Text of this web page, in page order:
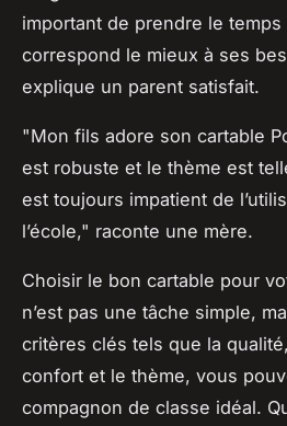
important de prendre le
correspond le mieux à ses
explique un parent satisfait.
"Mon fils adore son cartable
est robuste et le thème est
est toujours impatient de
l’école," raconte une mère.
Choisir le bon cartable pour
n’est pas une tâche simple,
critères clés tels que la
confort et le thème, vous
compagnon de classe idéal.